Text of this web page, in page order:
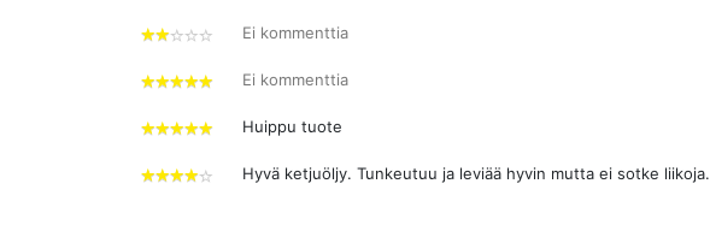
tähdet
tähdet
Ei kommenttia
tähdet
Ei kommenttia
tähdet
Huippu tuote
Hyvä ketjuöljy. Tunkeutuu ja leviää hyvin mutta ei sotke liikoja.